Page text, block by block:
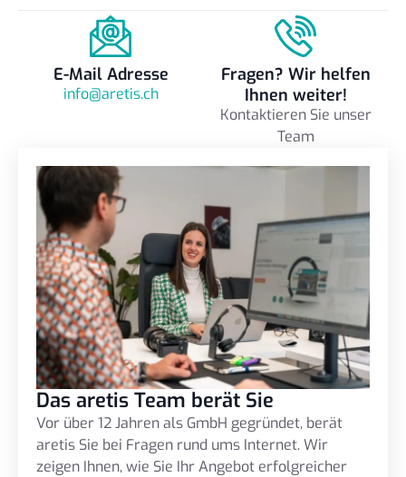
E-Mail Adresse
info@aretis.ch
Fragen? Wir helfen
Ihnen weiter!
Kontaktieren Sie unser
Team
Das aretis Team berät Sie
Vor über 12 Jahren als GmbH gegründet, berät
aretis Sie bei Fragen rund ums Internet. Wir
zeigen Ihnen, wie Sie Ihr Angebot erfolgreicher